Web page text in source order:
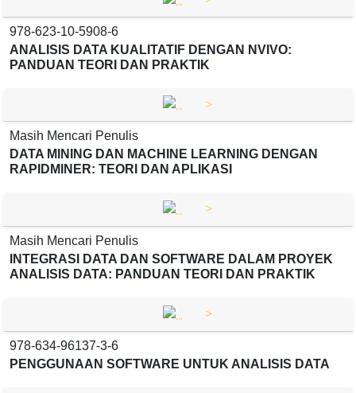
978-623-10-5908-6
ANALISIS DATA KUALITATIF DENGAN NVIVO:
PANDUAN TEORI DAN PRAKTIK
>
Masih Mencari Penulis
DATA MINING DAN MACHINE LEARNING DENGAN
RAPIDMINER: TEORI DAN APLIKASI
>
Masih Mencari Penulis
INTEGRASI DATA DAN SOFTWARE DALAM PROYEK
ANALISIS DATA: PANDUAN TEORI DAN PRAKTIK
>
978-634-96137-3-6
PENGGUNAAN SOFTWARE UNTUK ANALISIS DATA